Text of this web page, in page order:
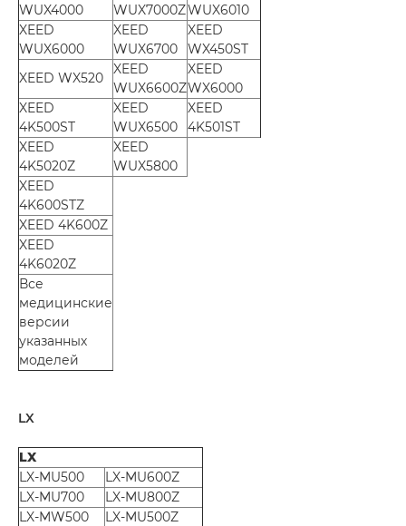
WUX4000
WUX7000ZWUX6010
XEED
WUX6000
XEED
WUX6700
XEED
WX450ST
XEED WX520
XEED
WUX6600Z
XEED
WX6000
XEED
4K500ST
XEED
WUX6500
XEED
4K501ST
XEED
4K5020Z
XEED
WUX5800
XEED
4K600STZ
XEED 4K600Z
XEED
4K6020Z
Все
медицинские
версии
указанных
моделей
LX
LX
LX-MU500
LX-MU600Z
LX-MU700
LX-MU800Z
LX-MW500
LX-MU500Z